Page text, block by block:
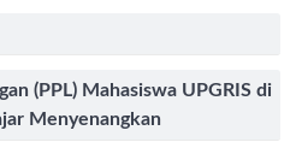
(PPL) Mahasiswa UPGRIS di
Menyenangkan